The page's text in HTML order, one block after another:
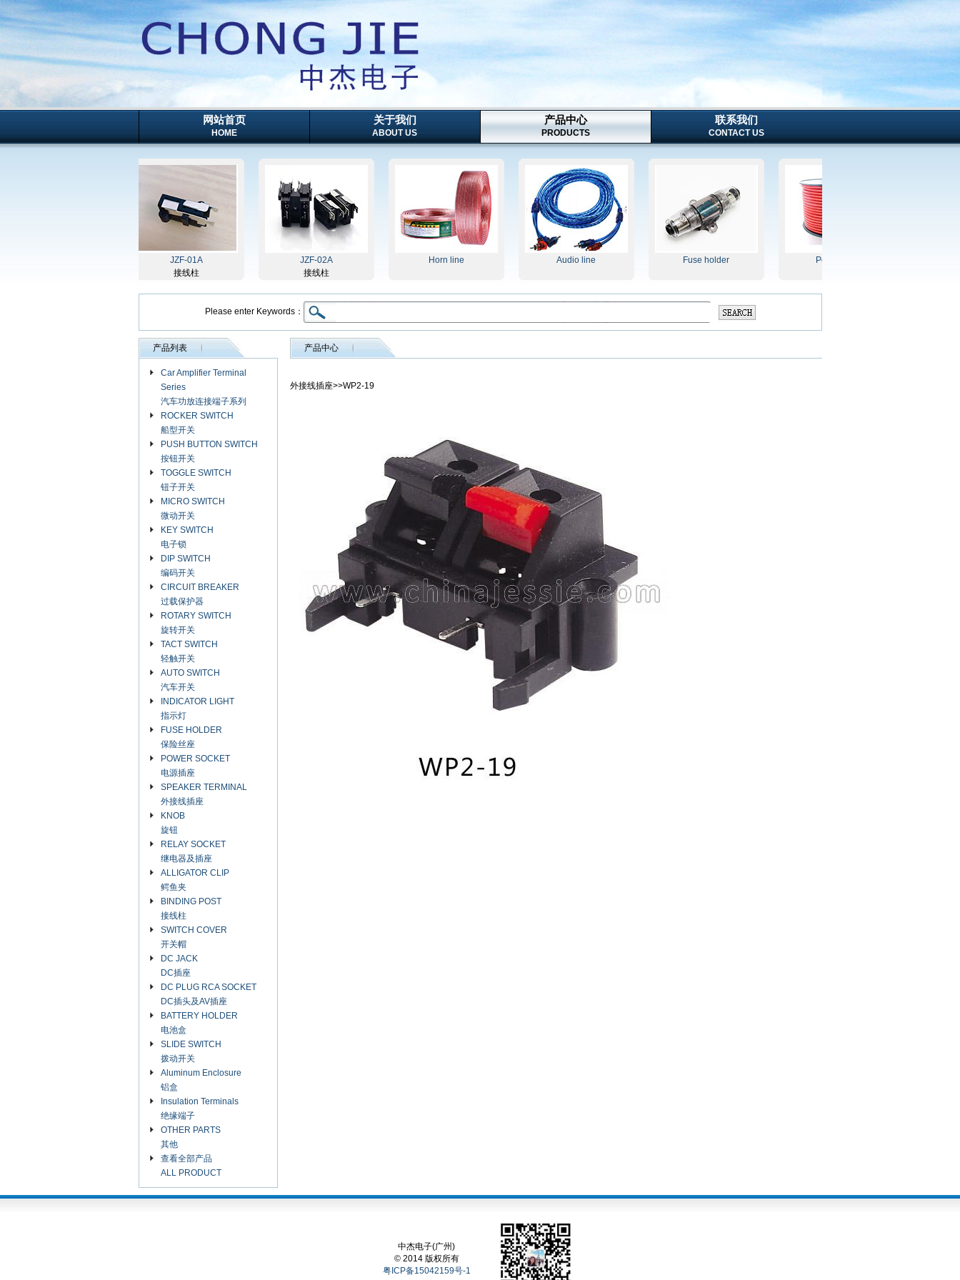
网站首页
HOME
关于我们
ABOUT US
产品中心
PRODUCTS
联系我们
CONTACT US
JZF-01A
接线柱
JZF-02A
接线柱
Horn line Audio line Fuse holder Power line
Please enter Keywords：
产品列表
Car Amplifier Terminal
Series
汽车功放连接端子系列
ROCKER SWITCH
船型开关
PUSH BUTTON SWITCH
按钮开关
TOGGLE SWITCH
钮子开关
MICRO SWITCH
微动开关
KEY SWITCH
电子锁
DIP SWITCH
编码开关
CIRCUIT BREAKER
过载保护器
ROTARY SWITCH
旋转开关
TACT SWITCH
轻触开关
AUTO SWITCH
汽车开关
INDICATOR LIGHT
指示灯
FUSE HOLDER
保险丝座
POWER SOCKET
电源插座
SPEAKER TERMINAL
外接线插座
KNOB
旋钮
RELAY SOCKET
继电器及插座
ALLIGATOR CLIP
鳄鱼夹
BINDING POST
接线柱
SWITCH COVER
开关帽
DC JACK
DC插座
DC PLUG RCA SOCKET
DC插头及AV插座
BATTERY HOLDER
电池盒
SLIDE SWITCH
拨动开关
Aluminum Enclosure
铝盒
Insulation Terminals
绝缘端子
OTHER PARTS
其他
查看全部产品
ALL PRODUCT
产品中心
外接线插座>>WP2-19
中杰电子(广州)
© 2014 版权所有
粤ICP备15042159号-1